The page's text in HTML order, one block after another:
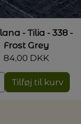
- Tilia - 338 -
Frost Grey
84,00 DKK
Tilføj til kurv